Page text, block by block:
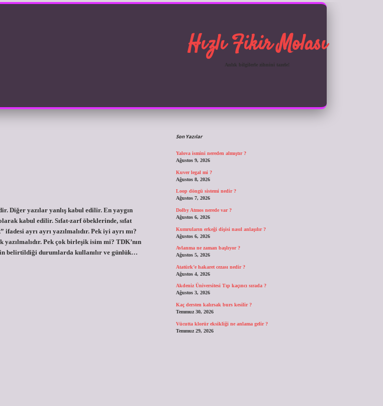
Hızlı Fikir Molası
Anlık bilgilerle zihnini tazele!
Diğer yazılar yanlış kabul edilir. En yaygın
kabul edilir. Sıfat-zarf öbeklerinde, sıfat
ifadesi ayrı ayrı yazılmalıdır. Pek iyi ayrı mı?
Pek çok birleşik isim mi? TDK’nın
belirtildiği durumlarda kullanılır ve günlük…
Sidebar
Son Yazılar
Yalova ismini nereden almıştır ?
Ağustos 9, 2026
Kuver legal mi ?
Ağustos 8, 2026
Loop döngü sistemi nedir ?
Ağustos 7, 2026
Dolby Atmos nerede var ?
Ağustos 6, 2026
Kumruların erkeği dişisi nasıl anlaşılır ?
Ağustos 6, 2026
Avlanma ne zaman başlıyor ?
Ağustos 5, 2026
Atatürk’e hakaret cezası nedir ?
Ağustos 4, 2026
Akdeniz Üniversitesi Tıp kaçıncı sırada ?
Ağustos 3, 2026
Kaç dersten kalırsak burs kesilir ?
Temmuz 30, 2026
Vücutta klorür eksikliği ne anlama gelir ?
Temmuz 29, 2026